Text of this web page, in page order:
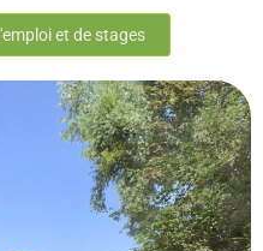
et de stages